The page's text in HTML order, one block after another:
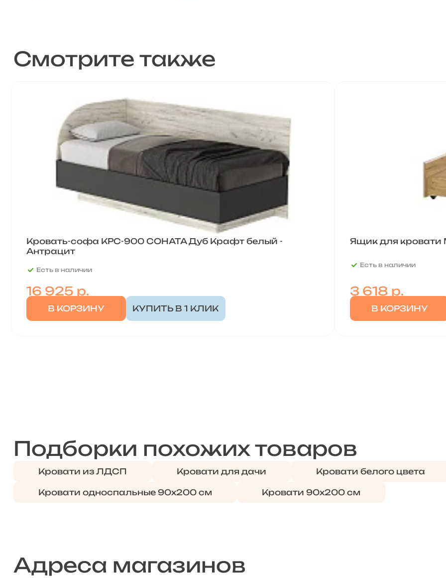
Смотрите также
Кровать-софа КРС-900 СОНАТА Дуб Крафт белый -
Антрацит
Есть в наличии
16 925 р.
В КОРЗИНУ КУПИТЬ В 1 КЛИК
Ящик для кровати
Есть в наличии
3 618 р.
В КОРЗИНУ
Подборки похожих товаров
Кровати из ЛДСП Кровати для дачи Кровати белого цвета
Кровати односпальные 90х200 см Кровати 90х200 см
Адреса магазинов